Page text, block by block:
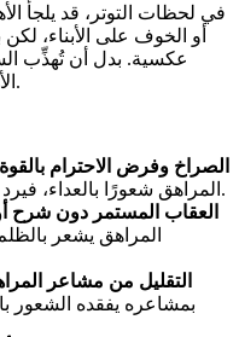
في لحظات التوتر، قد يلجأ
أو الخوف على الأبناء،
عكسية. بدل أن تُهذِّب
الأهل والمراهق إلى ساحة صراع مستمر.
الصراخ وفرض الاحترام
المراهق شعورًا بالعداء، فيرد بعناد أو وقاحة أكبر بدل الامتثال.
العقاب المستمر دون شرح
المراهق يشعر
التقليل من مشاعر
بمشاعره يفقده الشعور